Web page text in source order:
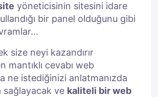
yöneticisinin sitesini idare
bir panel olduğunu gibi
size neyi kazandırır
mantıklı cevabı web
ne istediğinizi anlatmanızda
sağlayacak ve kaliteli bir web